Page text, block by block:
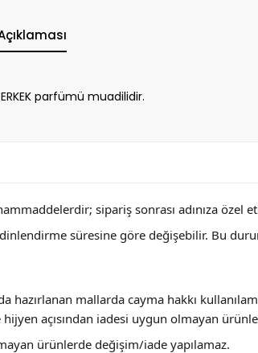
ERKEK parfümü muadilidir.
sipariş sonrası adınıza özel
süresine göre değişebilir. Bu
hazırlanan mallarda cayma hakkı
hijyen açısından iadesi uygun olmayan
ürünlerde değişim/iade yapılamaz.